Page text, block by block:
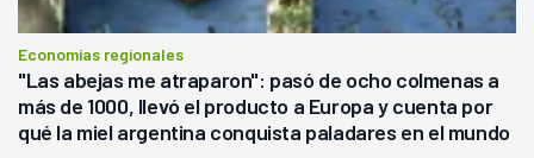
Economías regionales
"Las abejas me atraparon": pasó de ocho colmenas a
más de 1000, llevó el producto a Europa y cuenta por
qué la miel argentina conquista paladares en el mundo